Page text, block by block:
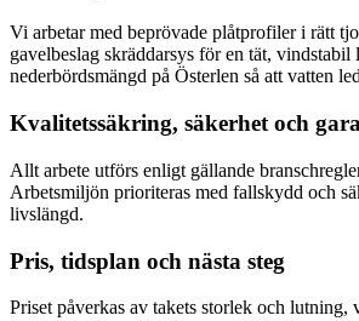
Vi arbetar med beprövade plåtprofiler i rätt
gavelbeslag skräddarsys för en tät,
nederbördsmängd på Österlen så att vatten
Kvalitetssäkring, säkerhet och
Allt arbete utförs enligt gällande
Arbetsmiljön prioriteras med fallskydd och
livslängd.
Pris, tidsplan och nästa steg
Priset påverkas av takets storlek och